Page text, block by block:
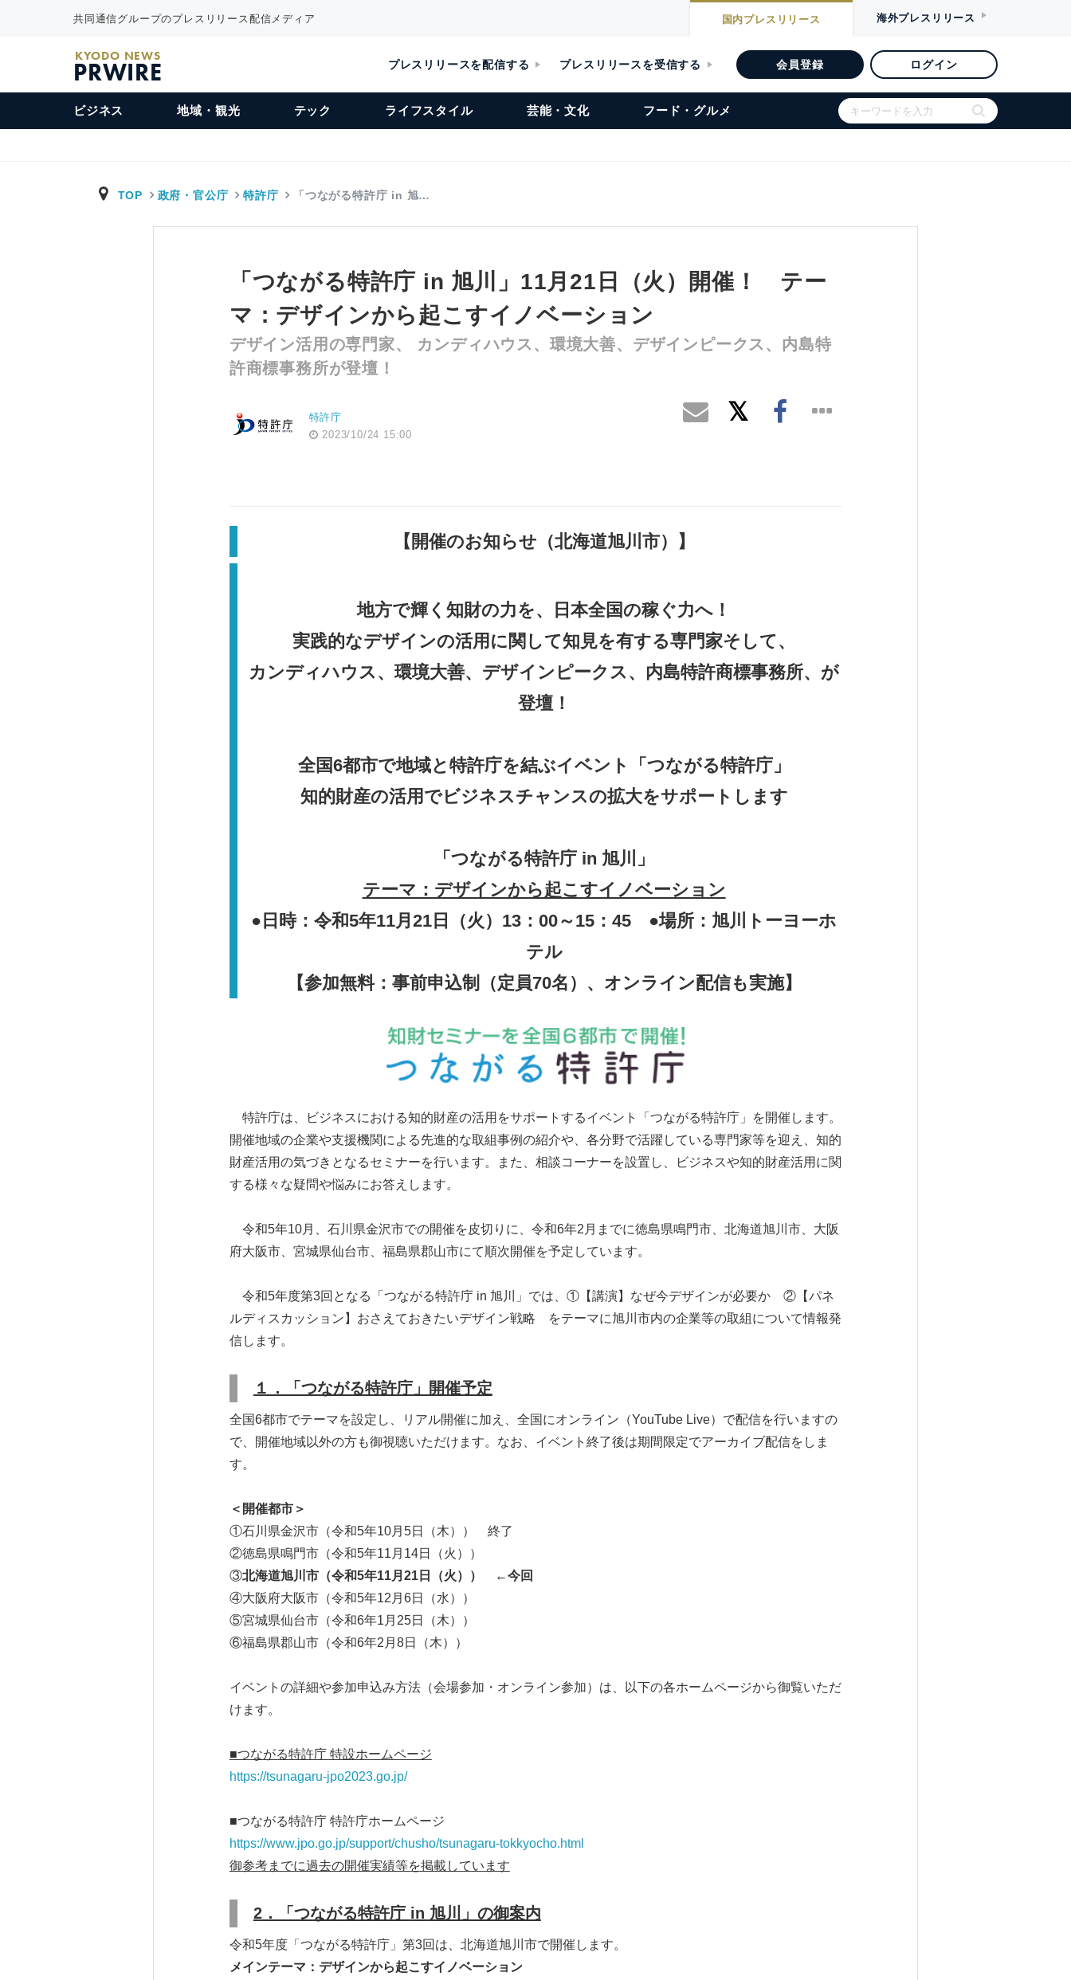
共同通信グループのプレスリリース配信メディア 国内プレスリリース 海外プレスリリース
KYODO NEWS
PRWIRE プレスリリースを配信する プレスリリースを受信する 会員登録 ログイン
ビジネス 地域・観光 テック ライフスタイル 芸能・文化 フード・グルメ
TOP 政府・官公庁 特許庁 「つながる特許庁 in 旭…
「つながる特許庁 in 旭川」11月21日（火）開催！ テー
マ：デザインから起こすイノベーション
デザイン活用の専門家、 カンディハウス、環境大善、デザインピークス、内島特
許商標事務所が登壇！
特許庁
2023/10/24 15:00
【開催のお知らせ（北海道旭川市）】
地方で輝く知財の力を、日本全国の稼ぐ力へ！
実践的なデザインの活用に関して知見を有する専門家そして、
カンディハウス、環境大善、デザインピークス、内島特許商標事務所、が
登壇！
全国6都市で地域と特許庁を結ぶイベント「つながる特許庁」
知的財産の活用でビジネスチャンスの拡大をサポートします
「つながる特許庁 in 旭川」
テーマ：デザインから起こすイノベーション
● 日時：令和5年11月21 日（火） 13 ：00～15 ：45 ●場所：旭川トーヨーホ
テル
【参加無料：事前申込制（定員70名）、オンライン配信も実施】
特許庁は、ビジネスにおける知的財産の活用をサポートするイベント「つながる特許庁」を開催します。
開催地域の企業や支援機関による先進的な取組事例の紹介や、各分野で活躍している専門家等を迎え、知的
財産活用の気づきとなるセミナーを行います。また、相談コーナーを設置し、ビジネスや知的財産活用に関
する様々な疑問や悩みにお答えします。
令和5年10月、石川県金沢市での開催を皮切りに、令和6年2月までに徳島県鳴門市、北海道旭川市、大阪
府大阪市、宮城県仙台市、福島県郡山市にて順次開催を予定しています。
令和5年度第3回となる「つながる特許庁 in 旭川」では、①【講演】なぜ今デザインが必要か ②【パネ
ルディスカッション】おさえておきたいデザイン戦略 をテーマに旭川市内の企業等の取組について情報発
信します。
１．「つながる特許庁」開催予定
全国6都市でテーマを設定し、リアル開催に加え、全国にオンライン（YouTube Live）で配信を行いますの
で、開催地域以外の方も御視聴いただけます。なお、イベント終了後は期間限定でアーカイブ配信をしま
す。
＜開催都市＞
①石川県金沢市（令和5年10月5日（木）） 終了
②徳島県鳴門市（令和5年11月14日（火））
③北海道旭川市（令和5年11月 21日（火））
←今回
④大阪府大阪市（令和5年12月6日（水））
⑤宮城県仙台市（令和6年1月25日（木））
⑥福島県郡山市（令和6年2月8日（木））
イベントの詳細や参加申込み方法（会場参加・オンライン参加）は、以下の各ホームページから御覧いただ
けます。
■つながる特許庁 特設ホームページ
https://tsunagaru-jpo2023.go.jp/
■つながる特許庁 特許庁ホームページ
https://www.jpo.go.jp/support/chusho/tsunagaru-tokkyocho.html
御参考までに過去の開催実績等を掲載しています
2．「つながる特許庁 in 旭川」の御案内
令和5年度「つながる特許庁」第3回は、北海道旭川市で開催します。
メインテーマ：デザインから起こすイノベーション